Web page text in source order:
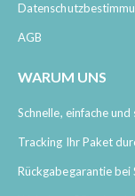
AGB
WARUM UNS
Schnelle, einfache
Tracking Ihr Paket
Rückgabegarantie bei